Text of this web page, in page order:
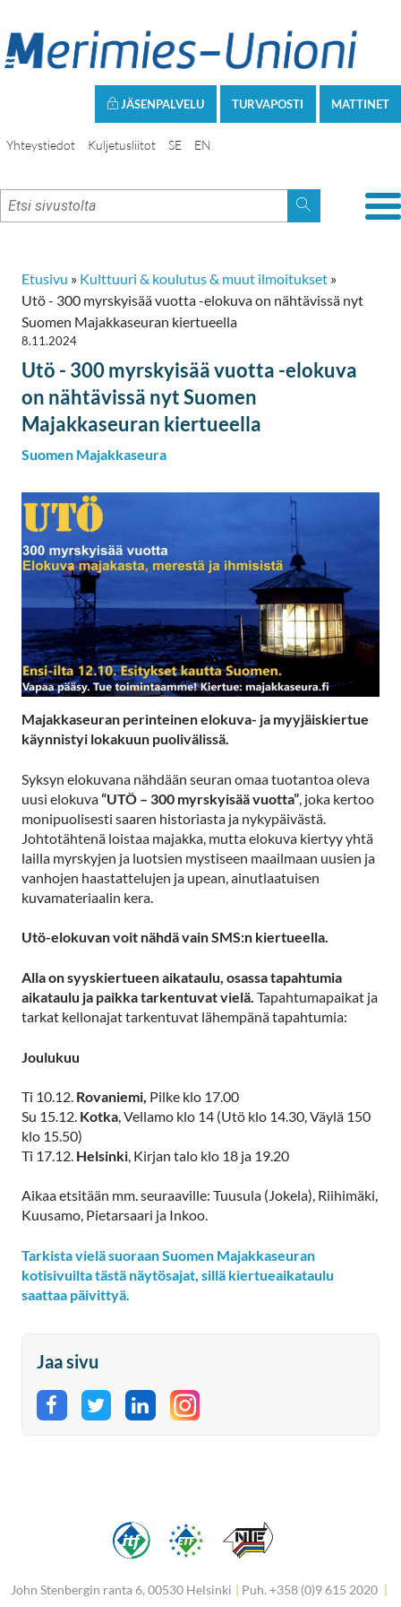
MATTINET
TURVAPOSTI
JÄSENPALVELU
Yhteystiedot Kuljetusliitot SE EN
Etusivu » Kulttuuri & koulutus & muut ilmoitukset »
Utö - 300 myrskyisää vuotta -elokuva on nähtävissä nyt
Suomen Majakkaseuran kiertueella
8.11.2024
Utö - 300 myrskyisää vuotta -elokuva
on nähtävissä nyt Suomen
Majakkaseuran kiertueella
Suomen Majakkaseura
Majakkaseuran perinteinen elokuva- ja myyjäiskiertue
käynnistyi lokakuun puolivälissä.
Syksyn elokuvana nähdään seuran omaa tuotantoa oleva
uusi elokuva“UTÖ – 300 myrskyisää vuotta”, joka kertoo
monipuolisesti saaren historiasta ja nykypäivästä.
Johtotähtenä loistaa majakka, mutta elokuva kiertyy yhtä
lailla myrskyjen ja luotsien mystiseen maailmaan uusien ja
vanhojen haastattelujen ja upean, ainutlaatuisen
kuvamateriaalin kera.
Utö-elokuvan voit nähdä vain SMS:n kiertueella.
Alla on syyskiertueen aikataulu, osassa tapahtumia
aikataulu ja paikka tarkentuvat vielä. Tapahtumapaikat ja
tarkat kellonajat tarkentuvat lähempänä tapahtumia:
Joulukuu
Ti 10.12. Rovaniemi, Pilke klo 17.00
Su 15.12. Kotka , Vellamo klo 14 (Utö klo 14.30, Väylä 150
klo 15.50)
Ti 17.12. Helsinki , Kirjan talo klo 18 ja 19.20
Aikaa etsitään mm. seuraaville: Tuusula (Jokela), Riihimäki,
Kuusamo, Pietarsaari ja Inkoo.
Tarkista vielä suoraan Suomen Majakkaseuran
kotisivuilta tästä näytösajat, sillä kiertueaikataulu
saattaa päivittyä.
Jaa sivu
Jaa Facebookissa
Jaa Twitterissä
Jaa LinkedInissä
John Stenbergin ranta 6, 00530 Helsinki | Puh. +358 (0)9 615 2020 |